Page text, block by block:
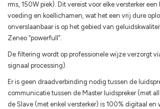
rms, 150W piek). Dit vereist voor elke versterker
voeding en koellichamen, wat het een vrij dure
onverslaanbaar is op het gebied van
Zeneo “powerfull”.
De filtering wordt op professionele wijze verzorgt
signaal processing).
Er is geen draadverbinding nodig tussen de
communicatie tussen de Master luidspreker (met
de Slave (met enkel versterker) is 100% digitaal en